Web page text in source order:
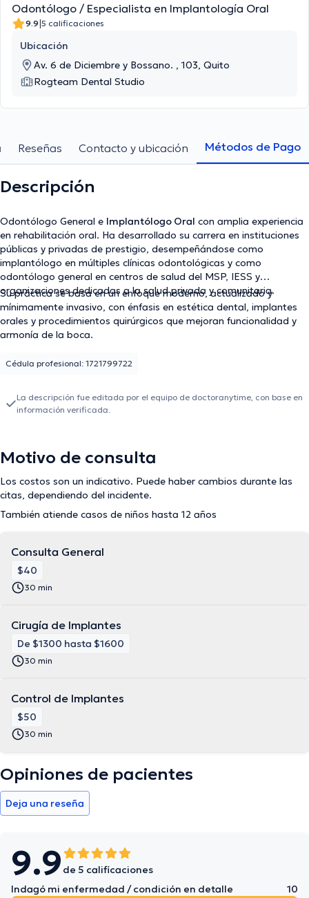
Odontólogo / Especialista en Implantología Oral
9.9|5 calificaciones
Ubicación
Av. 6 de Diciembre y Bossano. , 103, Quito
Rogteam Dental Studio
Reseñas Contacto y ubicación Métodos de Pago
Descripción
Odontólogo General e Implantólogo Oral con amplia experiencia
en rehabilitación oral. Ha desarrollado su carrera en instituciones
públicas y privadas de prestigio, desempeñándose como
implantólogo en múltiples clínicas odontológicas y como
odontólogo general en centros de salud del MSP, IESS y
organizaciones dedicadas a la salud privada y comunitaria.
Su práctica se basa en un enfoque moderno, actualizado y
mínimamente invasivo, con énfasis en estética dental, implantes
orales y procedimientos quirúrgicos que mejoran funcionalidad y
armonía de la boca.
Cédula profesional: 1721799722
La descripción fue editada por el equipo de doctoranytime, con base en
información verificada.
Motivo de consulta
Los costos son un indicativo. Puede haber cambios durante las
citas, dependiendo del incidente.
También atiende casos de niños hasta 12 años
Consulta General
$40
30 min
Cirugía de Implantes
De $1300 hasta $1600
30 min
Control de Implantes
$50
30 min
Opiniones de pacientes
Deja una reseña
9.9 de 5 calificaciones
Indagó mi enfermedad / condición en detalle
10